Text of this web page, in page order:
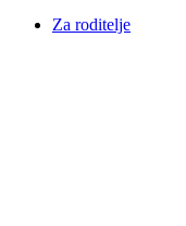
Za roditelje